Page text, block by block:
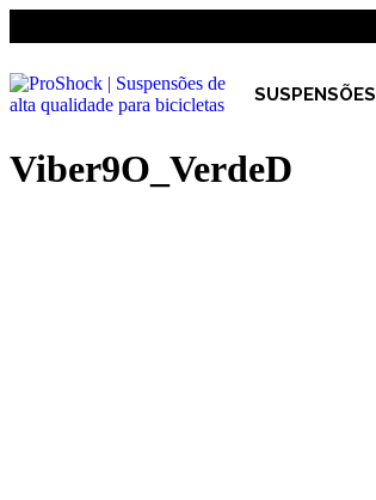
SUSPENSÕES
Viber9O_VerdeD